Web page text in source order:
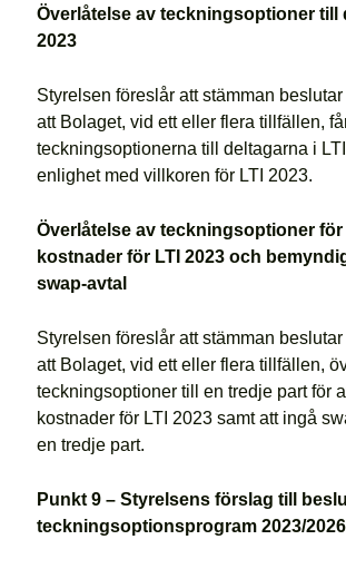
Överlåtelse av teckningsoptioner till
2023
Styrelsen föreslår att stämman
att Bolaget, vid ett eller flera tillfällen,
teckningsoptionerna till deltagarna i
enlighet med villkoren för LTI 2023.
Överlåtelse av teckningsoptioner för
kostnader för LTI 2023 och
swap-avtal
Styrelsen föreslår att stämman
att Bolaget, vid ett eller flera tillfällen,
teckningsoptioner till en tredje part för
kostnader för LTI 2023 samt att ingå
en tredje part.
Punkt 9 – Styrelsens förslag till
teckningsoptionsprogram 2023/2026